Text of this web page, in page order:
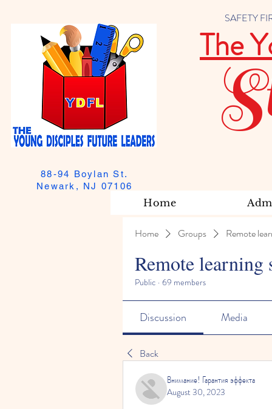
SAFETY
88-94 Boylan St.
Newark, NJ 07106
The
Home
Home Groups Remote
Remote learning
Public · 69 members
Discussion Media
Back
Внимание! Гарантия эффекта
August 30, 2023